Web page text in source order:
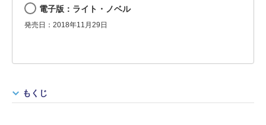
電子版：ライト・ノベル
発売日：2018年11月29日
もくじ